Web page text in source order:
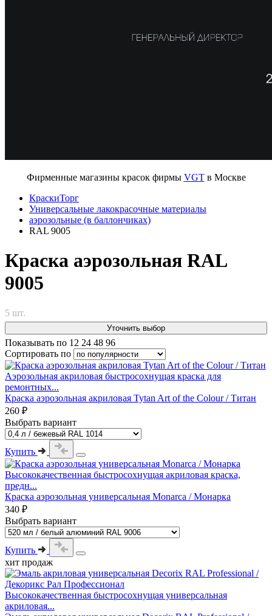
Фирменные магазины красок фирмы VGTв Москве
КраскиТорг
Универсальные лакокрасочные материалы
аэрозольные (в баллончиках)
RAL 9005
Краска аэрозольная RAL
9005
5 шт.
Уточнить выбор
Показывать по 12 24 48 96
Сортировать по
Аэрозольная акриловая быстросохнущая краска для
ремонтных...
Краска аэрозольная акриловая Tytan Art of the Colour / Титан
260 ₽
Выбрать вариант
Купить
Высококачественная быстросохнущая акриловая краска,
предн...
Краска аэрозольная универсальная Monarca / Монарка
340 ₽
Выбрать вариант
Купить
хит продаж
Высококачественная быстросохнущая универсальная
акриловая...